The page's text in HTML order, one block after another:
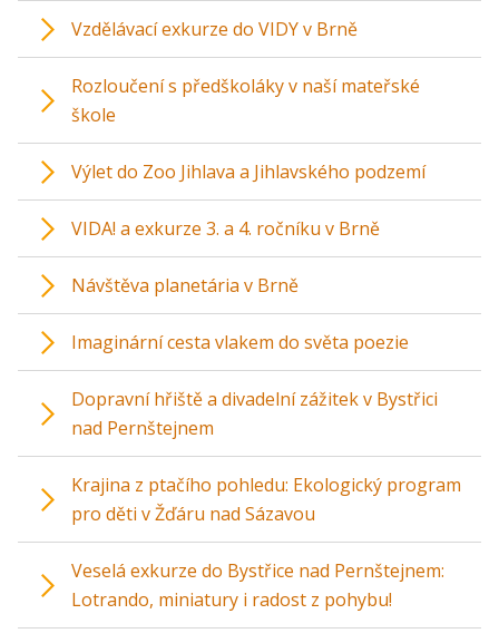
Vzdělávací exkurze do VIDY v Brně
Rozloučení s předškoláky v naší mateřské
škole
Výlet do Zoo Jihlava a Jihlavského podzemí
VIDA! a exkurze 3. a 4. ročníku v Brně
Návštěva planetária v Brně
Imaginární cesta vlakem do světa poezie
Dopravní hřiště a divadelní zážitek v Bystřici
nad Pernštejnem
Krajina z ptačího pohledu: Ekologický program
pro děti v Žďáru nad Sázavou
Veselá exkurze do Bystřice nad Pernštejnem:
Lotrando, miniatury i radost z pohybu!